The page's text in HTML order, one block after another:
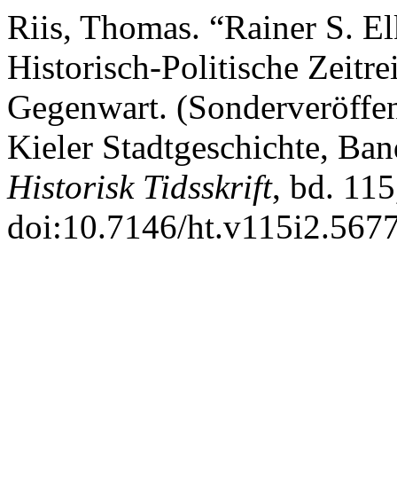
Riis, Thomas. “Rainer S.
Historisch-Politische
Gegenwart.
Kieler Stadtgeschichte,
Historisk Tidsskrift, bd.
doi:10.7146/